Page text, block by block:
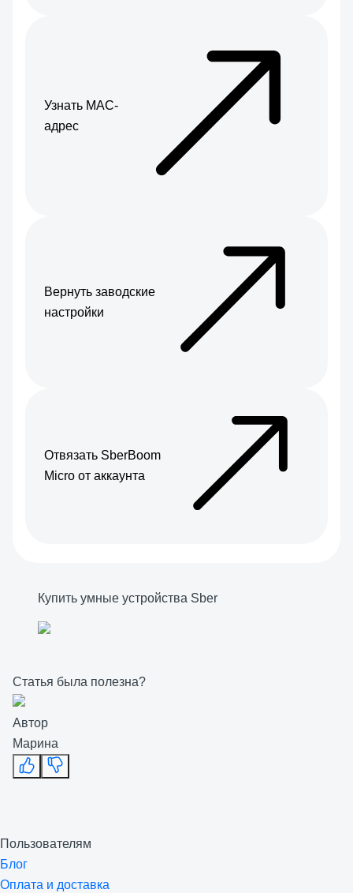
Узнать МАС-
адрес
Вернуть заводские
настройки
Отвязать SberBoom
Micro от аккаунта
Купить умные устройства Sber
Статья была полезна?
Автор
Марина
Пользователям
Блог
Оплата и доставка